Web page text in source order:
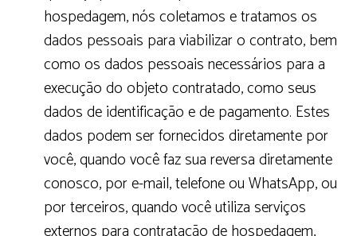
hospedagem, nós coletamos e tratamos os
dados pessoais para viabilizar o contrato, bem
como os dados pessoais necessários para a
execução do objeto contratado, como seus
dados de identificação e de pagamento. Estes
dados podem ser fornecidos diretamente por
você, quando você faz sua reversa diretamente
conosco, por e-mail, telefone ou WhatsApp, ou
por terceiros, quando você utiliza serviços